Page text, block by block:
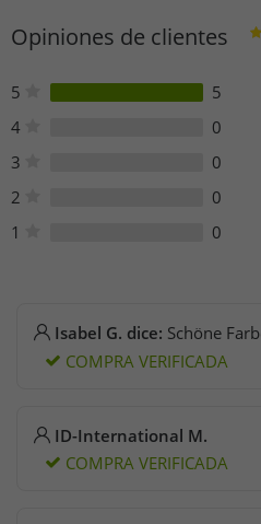
1015CH Amsterdam
contact@scotch-soda.eu
Opiniones de clientes
5
5
4
0
3
0
2
0
1
0
Isabel G. dice: Schöne
COMPRA VERIFICADA
ID-International M.
COMPRA VERIFICADA